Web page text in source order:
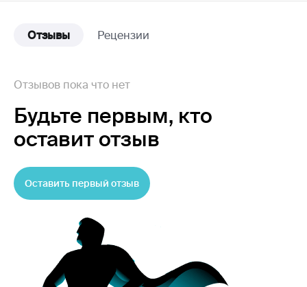
Отзывы Рецензии
Отзывов пока что нет
Будьте первым, кто
оставит отзыв
Оставить первый отзыв